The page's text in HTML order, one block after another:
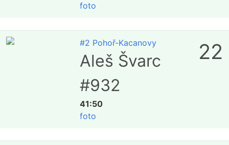
foto
#2 Pohoř-Kacanovy
Aleš Švarc
#932
41:50
foto
22